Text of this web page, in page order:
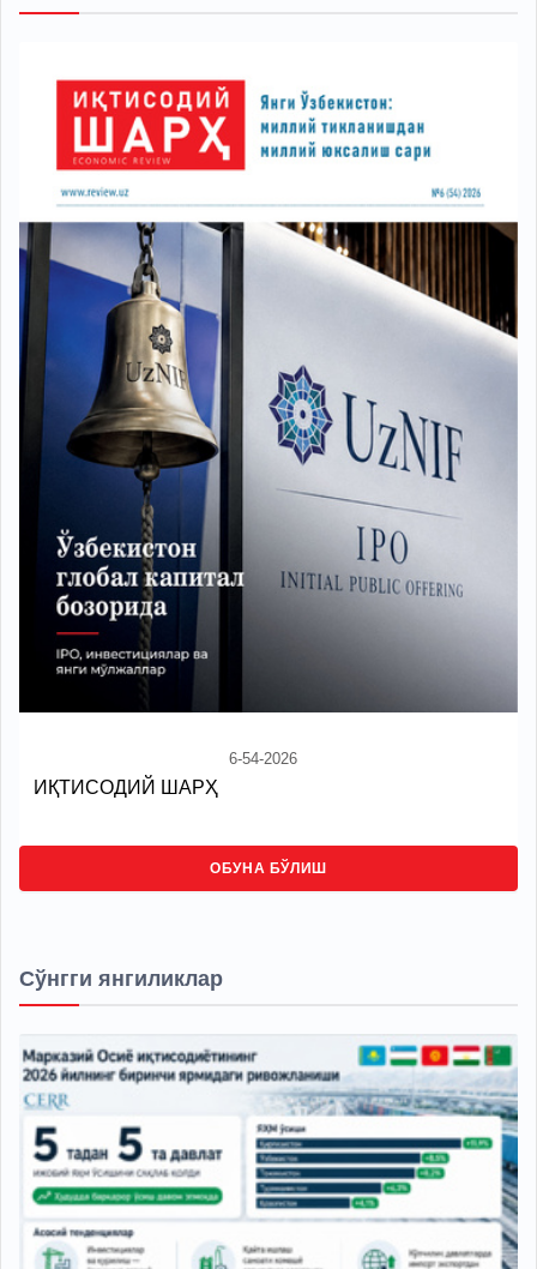
6-54-2026
ИҚТИСОДИЙ ШАРҲ
ОБУНА БЎЛИШ
Сўнгги янгиликлар